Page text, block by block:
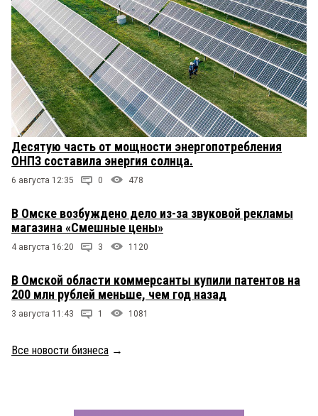
Десятую часть от мощности энергопотребления
ОНПЗ составила энергия солнца.
6 августа 12:35 0 478
В Омске возбуждено дело из-за звуковой рекламы
магазина «Смешные цены»
4 августа 16:20 3 1120
В Омской области коммерсанты купили патентов на
200 млн рублей меньше, чем год назад
3 августа 11:43 1 1081
Все новости бизнеса →